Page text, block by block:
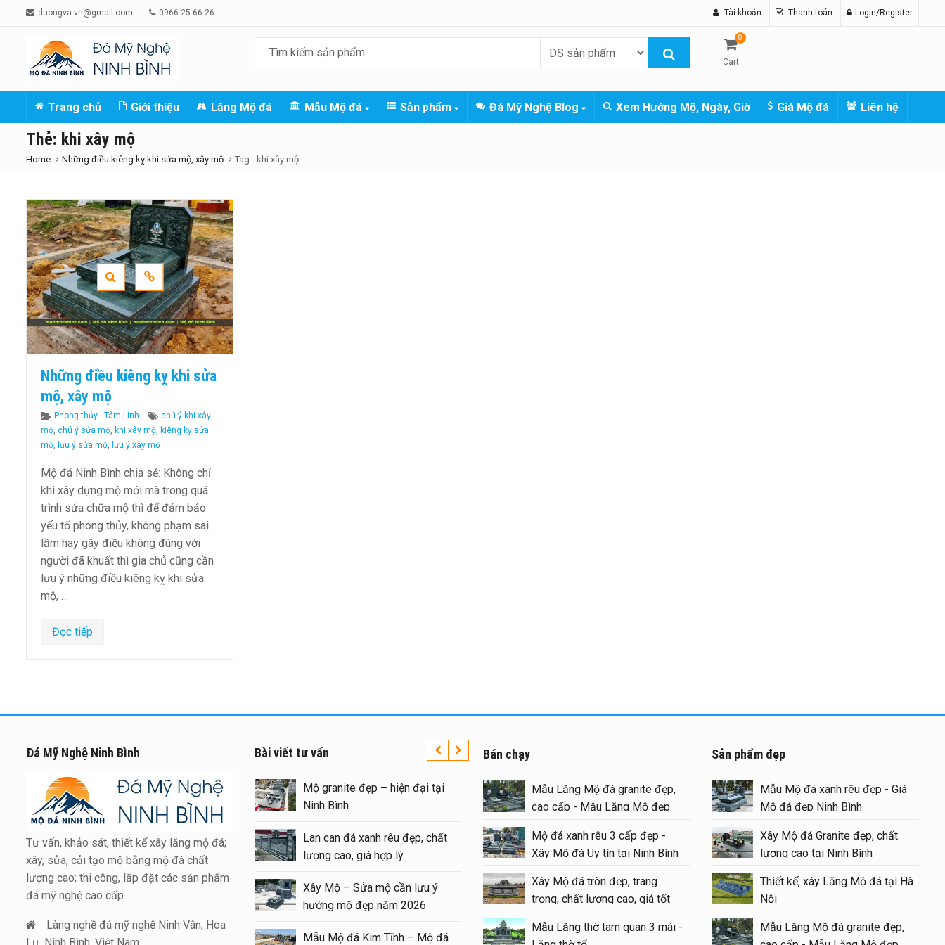
duongva.vn@gmail.com 0966.25.66.26 Tài khoản Thanh toán Login/Register
0
Cart
Trang chủ Giới thiệu Lăng Mộ đá Mẫu Mộ đá Sản phẩm Đá Mỹ Nghệ Blog Xem Hướng Mộ, Ngày, Giờ Giá Mộ đá Liên hệ
Thẻ: khi xây mộ
Home Những điều kiêng kỵ khi sửa mộ, xây mộ Tag - khi xây mộ
Những điều kiêng kỵ khi sửa
mộ, xây mộ
Categories
Phong thủy - Tâm Linh Tags
chú ý khi xây
mộ, chú ý sửa mộ, khi xây mộ, kiêng kỵ sửa
mộ, lưu ý sửa mộ, lưu ý xây mộ
Mộ đá Ninh Bình chia sẻ: Không chỉ
khi xây dựng mộ mới mà trong quá
trình sửa chữa mộ thì để đảm bảo
yếu tố phong thủy, không phạm sai
lầm hay gây điều không đúng với
người đã khuất thì gia chủ cũng cần
lưu ý những điều kiêng kỵ khi sửa
mộ, …
Đọc tiếp
Đá Mỹ Nghệ Ninh Bình
Tư vấn, khảo sát, thiết kế xây lăng mộ đá;
xây, sửa, cải tạo mộ bằng mộ đá chất
lượng cao; thi công, lắp đặt các sản phẩm
đá mỹ nghệ cao cấp.
Làng nghề đá mỹ nghệ Ninh Vân, Hoa
Bài viết tư vấn
Xây Lăng Mộ đá uy tín trên
toàn quốc – Đá Mỹ Nghệ Ninh
Bình
Báo giá xây Mộ đá đôi 1 mái
đẹp tại Ninh Bình cuối năm
2026
Kinh nghiệm xây Mộ – sửa Mộ
bằng Mẫu Mộ đá đẹp, chất
Mộ granite đẹp – hiện đại tại
Ninh Bình
Lan can đá xanh rêu đẹp, chất
lượng cao, giá hợp lý
Xây Mộ – Sửa mộ cần lưu ý
hướng mộ đẹp năm 2026
Mẫu Mộ đá Kim Tĩnh – Mộ đá
Bán chạy
Mẫu Lăng Mộ đá granite đẹp,
cao cấp - Mẫu Lăng Mộ đẹp
Mộ đá xanh rêu 3 cấp đẹp -
Xây Mộ đá Uy tín tại Ninh Bình
Xây Mộ đá tròn đẹp, trang
trọng, chất lượng cao, giá tốt
Mẫu Lăng thờ tam quan 3 mái -
Sản phẩm đẹp
Mẫu Mộ đá xanh rêu đẹp - Giá
Mộ đá đẹp Ninh Bình
Xây Mộ đá Granite đẹp, chất
lượng cao tại Ninh Bình
Thiết kế, xây Lăng Mộ đá tại Hà
Nội
Mẫu Lăng Mộ đá granite đẹp,